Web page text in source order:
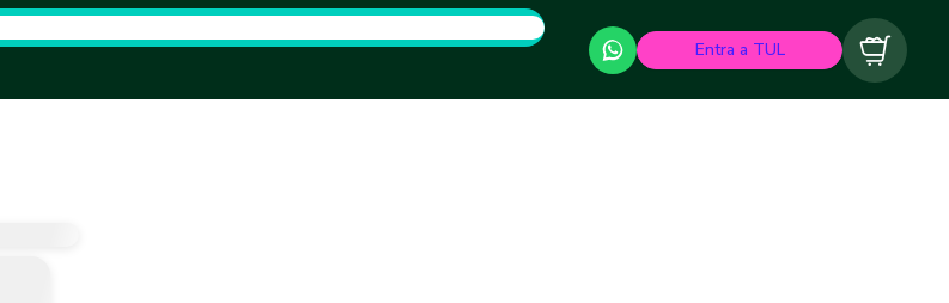
Entra a TUL Carrito